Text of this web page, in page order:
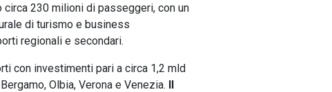
circa 230 milioni di passeggeri, con un
di turismo e business
regionali e secondari.
con investimenti pari a circa 1,2 mld
Olbia, Verona e Venezia. Il